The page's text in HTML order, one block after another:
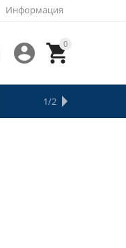
Информация
0


ТОВАРЫ С БЕСПЛАТНОЙ
1/2